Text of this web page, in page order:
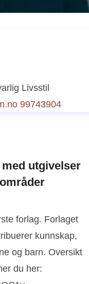
Livsstil
99743904
utgivelser
forlag. Forlaget
kunnskap,
og barn. Oversikt
du her: